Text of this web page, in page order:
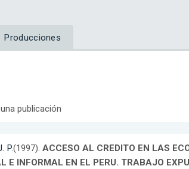
Producciones
publicación
P.(1997).ACCESO AL CREDITO EN LAS
E INFORMAL EN EL PERU. TRABAJO